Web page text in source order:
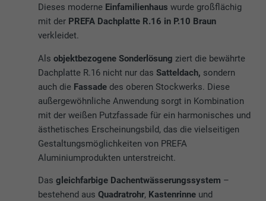
Dieses moderne Einfamilienhauswurde großflächig
mit der PREFA Dachplatte R.16 in P.10 Braun
verkleidet.
Alsobjektbezogene Sonderlösung ziert die bewährte
Dachplatte R.16 nicht nur dasSatteldach, sondern
auch die Fassade des oberen Stockwerks. Diese
außergewöhnliche Anwendung sorgt in Kombination
mit der weißen Putzfassade für ein harmonisches und
ästhetisches Erscheinungsbild, das die vielseitigen
Gestaltungsmöglichkeiten von PREFA
Aluminiumprodukten unterstreicht.
Dasgleichfarbige Dachentwässerungssystem –
bestehend ausQuadratrohr, Kastenrinne und